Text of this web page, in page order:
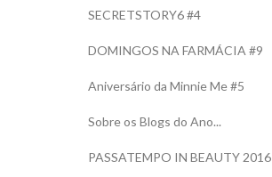
SECRETSTORY6 #4
DOMINGOS NA FARMÁCIA #9
Aniversário da Minnie Me #5
Sobre os Blogs do Ano...
PASSATEMPO IN BEAUTY 2016